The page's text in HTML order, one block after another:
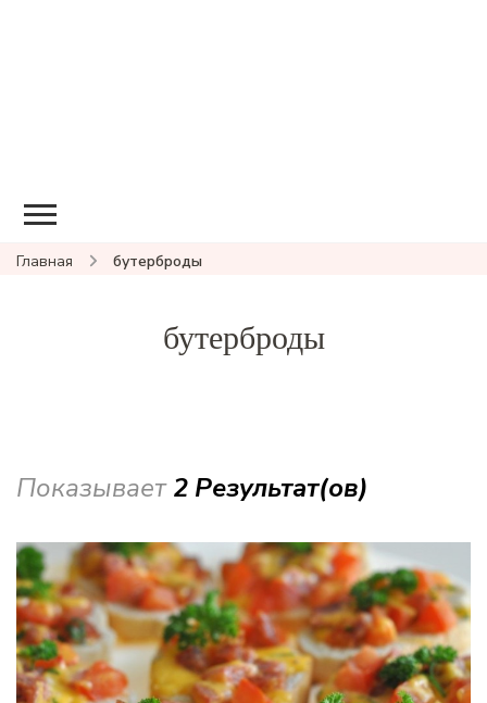
Главная бутерброды
бутерброды
Показывает2 Результат(ов)